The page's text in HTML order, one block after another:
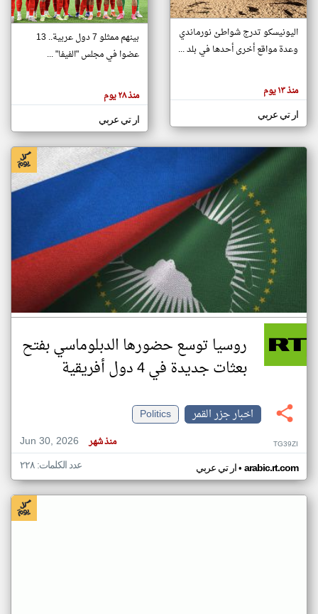
تغيير الدولة
اخبار جزر القمر على مدار الساعة
أهم اخبار جزر القمر العاجلة والمباشرة
هنا عن
وجهة
كاتبيها.
اليونيسكو تدرج شواطئ نورماندي
وعدة مواقع أخرى أحدها في بلد ...
منذ ١٣ يوم
ار تي عربي
بينهم ممثلو 7 دول عربية.. 13
عضوا في مجلس "الفيفا" ...
منذ ٢٨ يوم
ار تي عربي
روسيا توسع حضورها الدبلوماسي بفتح
بعثات جديدة في 4 دول أفريقية
اخبار جزر القمر
Politics
Jun 30, 2026
منذ شهر TG39ZI
ار تي عربي• arabic.rt.com عدد الكلمات: ٢٢٨
klyoum.com